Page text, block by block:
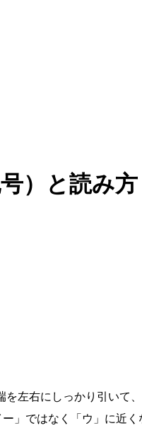
）と読み方
を左右にしっかり引いて
」ではなく「ウ」に近